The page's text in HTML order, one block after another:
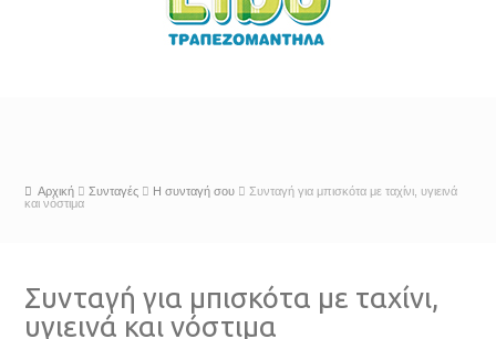
Αρχική Συνταγές Η συνταγή σου
Συνταγή για μπισκότα με ταχίνι, υγιεινά
και νόστιμα
Συνταγή για μπισκότα με ταχίνι,
υγιεινά και νόστιμα